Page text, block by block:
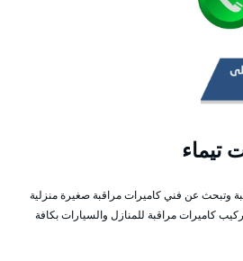
تيماء
وتبحث عن فني كاميرات مراقبة صغيرة منزلية
كاميرات مراقبة للمنازل والسيارات بكافة